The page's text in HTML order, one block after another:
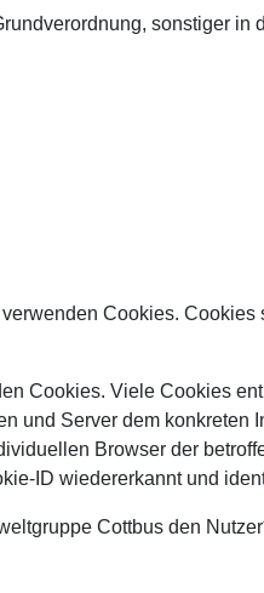
sonstiger
Cookies.
Cookies. Viele Cookies
und Server dem
Browser der
ID wiedererkannt und
Cottbus den